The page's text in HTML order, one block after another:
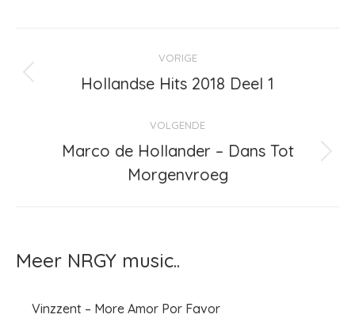
navigatie
VORIGE
Vorig
Hollandse Hits 2018 Deel 1
VOLGENDE
Volgend
bericht
Marco de Hollander – Dans Tot
Morgenvroeg
Meer NRGY music..
Vinzzent – More Amor Por Favor